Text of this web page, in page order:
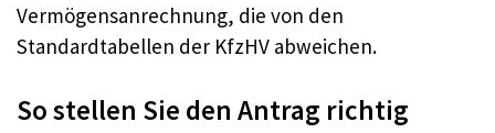
Vermögensanrechnung, die von den
Standardtabellen der KfzHV abweichen.
So stellen Sie den Antrag richtig